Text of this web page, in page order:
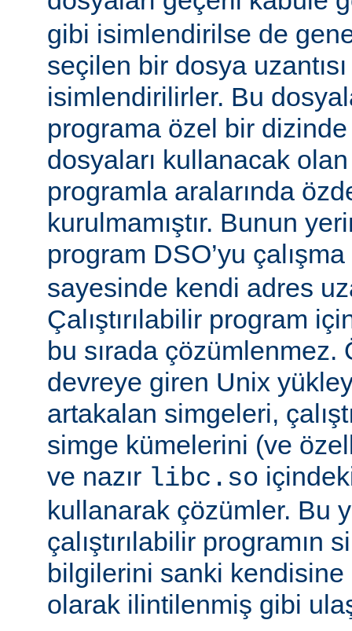
gibi isimlendirilse de
seçilen bir dosya
isimlendirilirler. Bu
programa özel bir
dosyaları kullanacak olan
programla aralarında
kurulmamıştır. Bunun
program DSO’yu
sayesinde kendi adres
Çalıştırılabilir program
bu sırada
devreye giren Unix
artakalan simgeleri,
simge kümelerini (ve
ve nazır libc.so
kullanarak çözümler. Bu
çalıştırılabilir programın
bilgilerini sanki
olarak ilintilenmiş gibi